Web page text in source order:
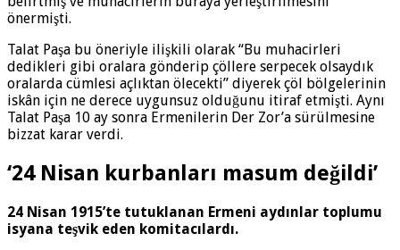
önermişti.
Talat Paşa bu öneriyle ilişkili olarak “Bu muhacirleri
dedikleri gibi oralara gönderip çöllere serpecek olsaydık
oralarda cümlesi açlıktan ölecekti” diyerek çöl bölgelerinin
iskân için ne derece uygunsuz olduğunu itiraf etmişti. Aynı
Talat Paşa 10 ay sonra Ermenilerin Der Zor’a sürülmesine
bizzat karar verdi.
‘24 Nisan kurbanları masum değildi’
24 Nisan 1915’te tutuklanan Ermeni aydınlar toplumu
isyana teşvik eden komitacılardı.